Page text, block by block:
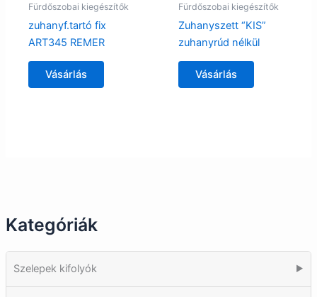
Kategóriák
Szelepek kifolyók ▶
Fürdőszobai kiegészítők
zuhanyf.tartó fix
ART345 REMER
Vásárlás
Fürdőszobai kiegészítők
Zuhanyszett “KIS”
zuhanyrúd nélkül
Vásárlás